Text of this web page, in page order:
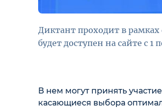
Диктант проходит в рамках
будет доступен на сайте с 1
В нем могут принять
касающиеся выбора